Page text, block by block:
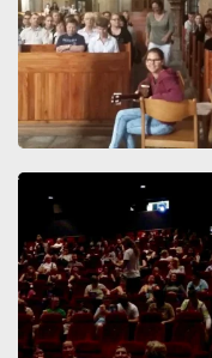
ZOOMEN
ZOOMEN